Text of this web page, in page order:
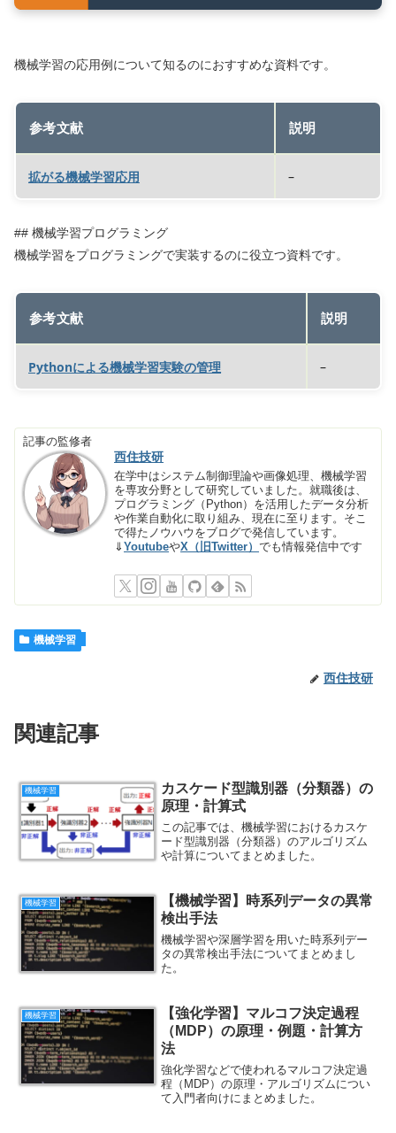
機械学習の応用例について知るのにおすすめな資料です。
参考文献 説明
拡がる機械学習応用 –
## 機械学習プログラミング
機械学習をプログラミングで実装するのに役立つ資料です。
参考文献 説明
Pythonによる機械学習実験の管理 –
記事の監修者
西住技研
在学中はシステム制御理論や画像処理、機械学習
を専攻分野として研究していました。就職後は、
プログラミング（Python）を活用したデータ分析
や作業自動化に取り組み、現在に至ります。そこ
で得たノウハウをブログで発信しています。
⇓ YoutubeやX（旧Twitter）でも情報発信中です
機械学習
西住技研
関連記事
機械学習
カスケード型識別器（分類器）の
原理・計算式
この記事では、機械学習におけるカスケ
ード型識別器（分類器）のアルゴリズム
や計算についてまとめました。
機械学習
【機械学習】時系列データの異常
検出手法
機械学習や深層学習を用いた時系列デー
タの異常検出手法についてまとめまし
た。
機械学習
【強化学習】マルコフ決定過程
（MDP）の原理・例題・計算方
法
強化学習などで使われるマルコフ決定過
程（MDP）の原理・アルゴリズムについ
て入門者向けにまとめました。